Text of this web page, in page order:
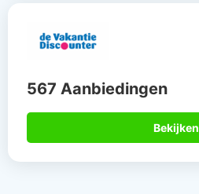
567 Aanbiedingen
Bekijken